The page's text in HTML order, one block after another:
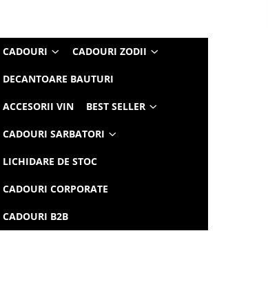
CADOURI CADOURI ZODII
DECANTOARE BAUTURI
ACCESORII VIN BEST SELLER
CADOURI SARBATORI
LICHIDARE DE STOC
CADOURI CORPORATE
CADOURI B2B